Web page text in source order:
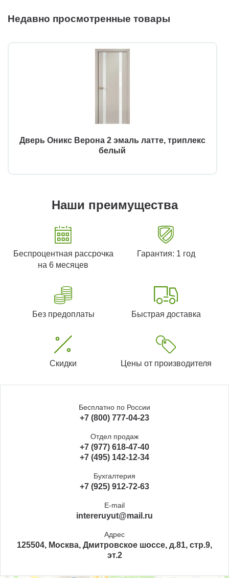
Недавно просмотренные товары
Дверь Оникс Верона 2 эмаль латте, триплекс
белый
Наши преимущества
Беспроцентная рассрочка
на 6 месяцев
Гарантия: 1 год
Без предоплаты Быстрая доставка
Скидки Цены от производителя
Бесплатно по России
+7 (800) 777-04-23
Отдел продаж
+7 (977) 618-47-40
+7 (495) 142-12-34
Бухгалтерия
+7 (925) 912-72-63
E-mail
intereruyut@mail.ru
Адрес
125504, Москва, Дмитровское шоссе, д.81, стр.9,
эт.2